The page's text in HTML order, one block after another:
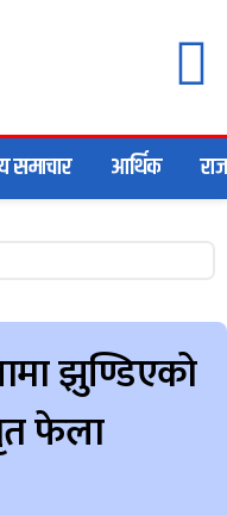
समाचार आर्थिक
झुण्डिएको
फेला